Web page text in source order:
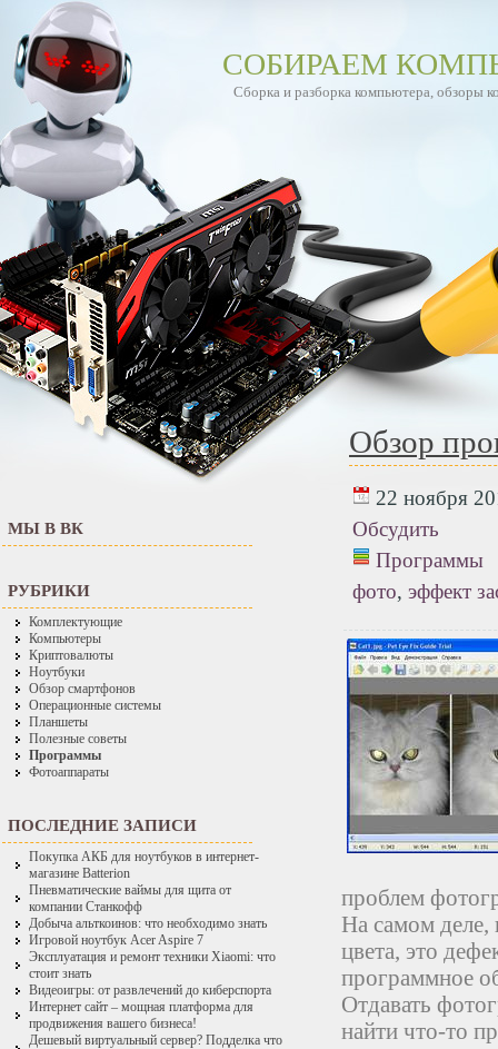
СОБИРАЕМ
Сборка и разборка компьютера, обзоры
МЫ В ВК
РУБРИКИ
Комплектующие
Компьютеры
Криптовалюты
Ноутбуки
Обзор смартфонов
Операционные системы
Планшеты
Полезные советы
Программы
Фотоаппараты
ПОСЛЕДНИЕ ЗАПИСИ
Покупка АКБ для ноутбуков в интернет-
магазине Batterion
Пневматические ваймы для щита от
компании Станкофф
Добыча альткоинов: что необходимо знать
Игровой ноутбук Acer Aspire 7
Эксплуатация и ремонт техники Xiaomi: что
стоит знать
Видеоигры: от развлечений до киберспорта
Интернет сайт – мощная платформа для
продвижения вашего бизнеса!
Дешевый виртуальный сервер? Подделка что
Обзор
22 ноября
Обсудить
Программы
фото, эффект
проблем
На самом деле,
цвета, это
программное
Отдавать
найти что-то